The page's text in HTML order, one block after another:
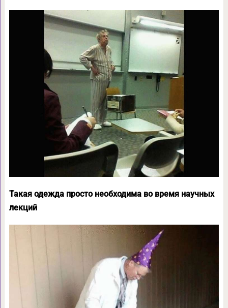
Такая одежда просто необходима во время научных
лекций